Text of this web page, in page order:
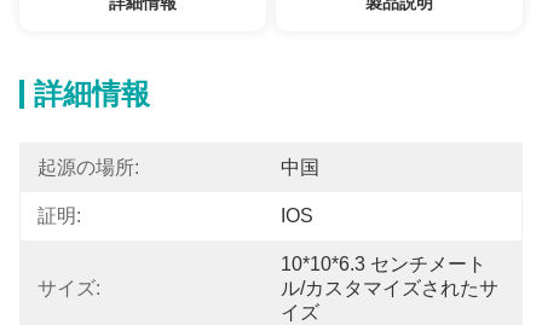
詳細情報
起源の場所: 中国
証明: IOS
サイズ:
10*10*6.3 センチメート
ル/カスタマイズされたサ
イズ